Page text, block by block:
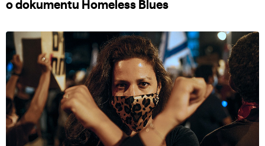
o dokumentu Homeless Blues